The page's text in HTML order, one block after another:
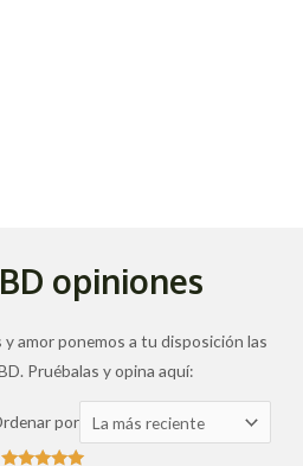
opiniones
y amor ponemos a tu disposición las
Pruébalas y opina aquí:
por Ordenar
las